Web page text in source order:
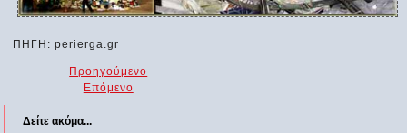
ΠΗΓΗ: perierga.gr
Προηγούμενο
Επόμενο
Δείτε ακόμα...